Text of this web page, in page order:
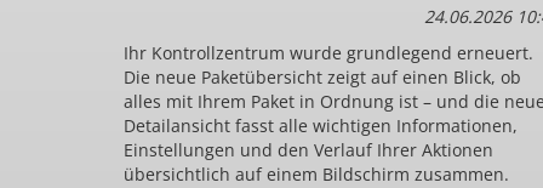
24.06.2026
Ihr Kontrollzentrum wurde grundlegend erneuert.
Die neue Paketübersicht zeigt auf einen Blick, ob
alles mit Ihrem Paket in Ordnung ist – und die neue
Detailansicht fasst alle wichtigen Informationen,
Einstellungen und den Verlauf Ihrer Aktionen
übersichtlich auf einem Bildschirm zusammen.